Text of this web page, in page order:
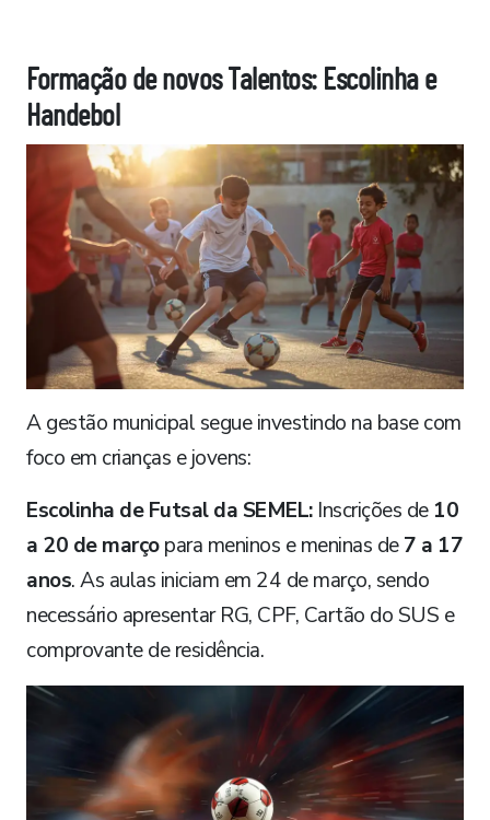
Formação de novos Talentos: Escolinha e
Handebol
A gestão municipal segue investindo na base com
foco em crianças e jovens:
Escolinha de Futsal da SEMEL:Inscrições de 10
a 20 de marçopara meninos e meninas de7 a 17
anos. As aulas iniciam em 24 de março, sendo
necessário apresentar RG, CPF, Cartão do SUS e
comprovante de residência.